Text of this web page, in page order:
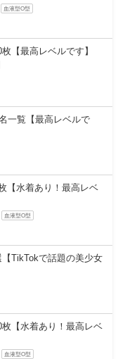
血液型O型
【最高レベルです】
一覧【最高レベルで
【水着あり！最高レベ
血液型O型
TikTokで話題の美少女
【水着あり！最高レベ
血液型O型